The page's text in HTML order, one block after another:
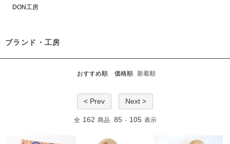
DON工房
ブランド・工房
おすすめ順 価格順 新着順
< Prev Next >
全 162 商品 85 - 105 表示